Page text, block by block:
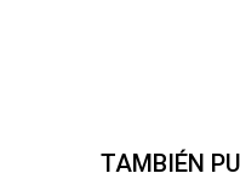
TAMBIÉN